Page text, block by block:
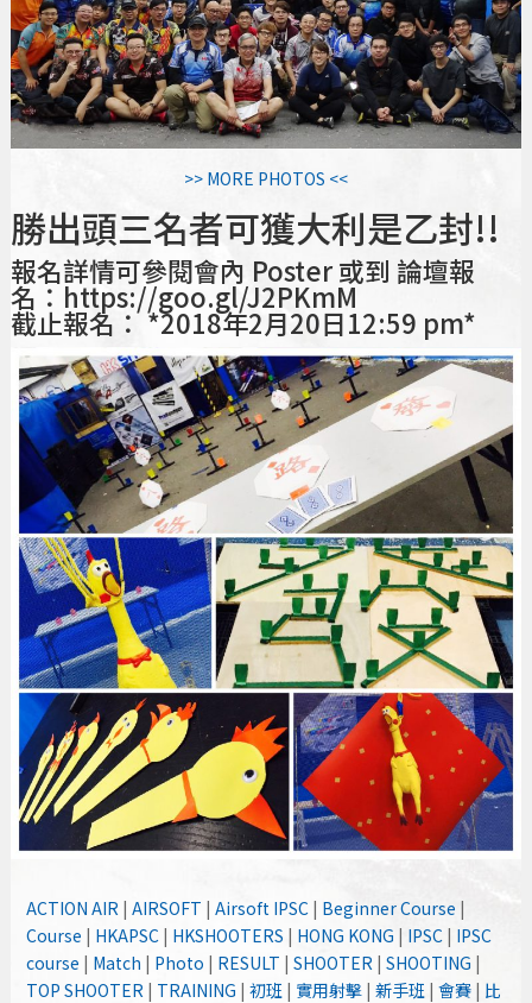
>> MORE PHOTOS <<
勝出頭三名者可獲大利是乙封!!
報名詳情可參閱會內 Poster 或到 論壇報
名：https://goo.gl/J2PKmM
截止報名： *2018年2月20日12:59 pm*
ACTION AIR | AIRSOFT | Airsoft IPSC| Beginner Course |
Course | HKAPSC| HKSHOOTERS | HONG KONG | IPSC| IPSC
course | Match | Photo | RESULT | SHOOTER | SHOOTING |
TOP SHOOTER | TRAINING | 初班 | 實用射擊| 新手班 | 會賽| 比